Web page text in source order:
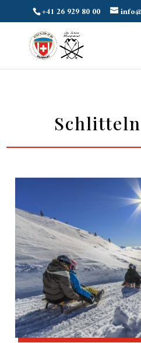
+41 26 929 80 00